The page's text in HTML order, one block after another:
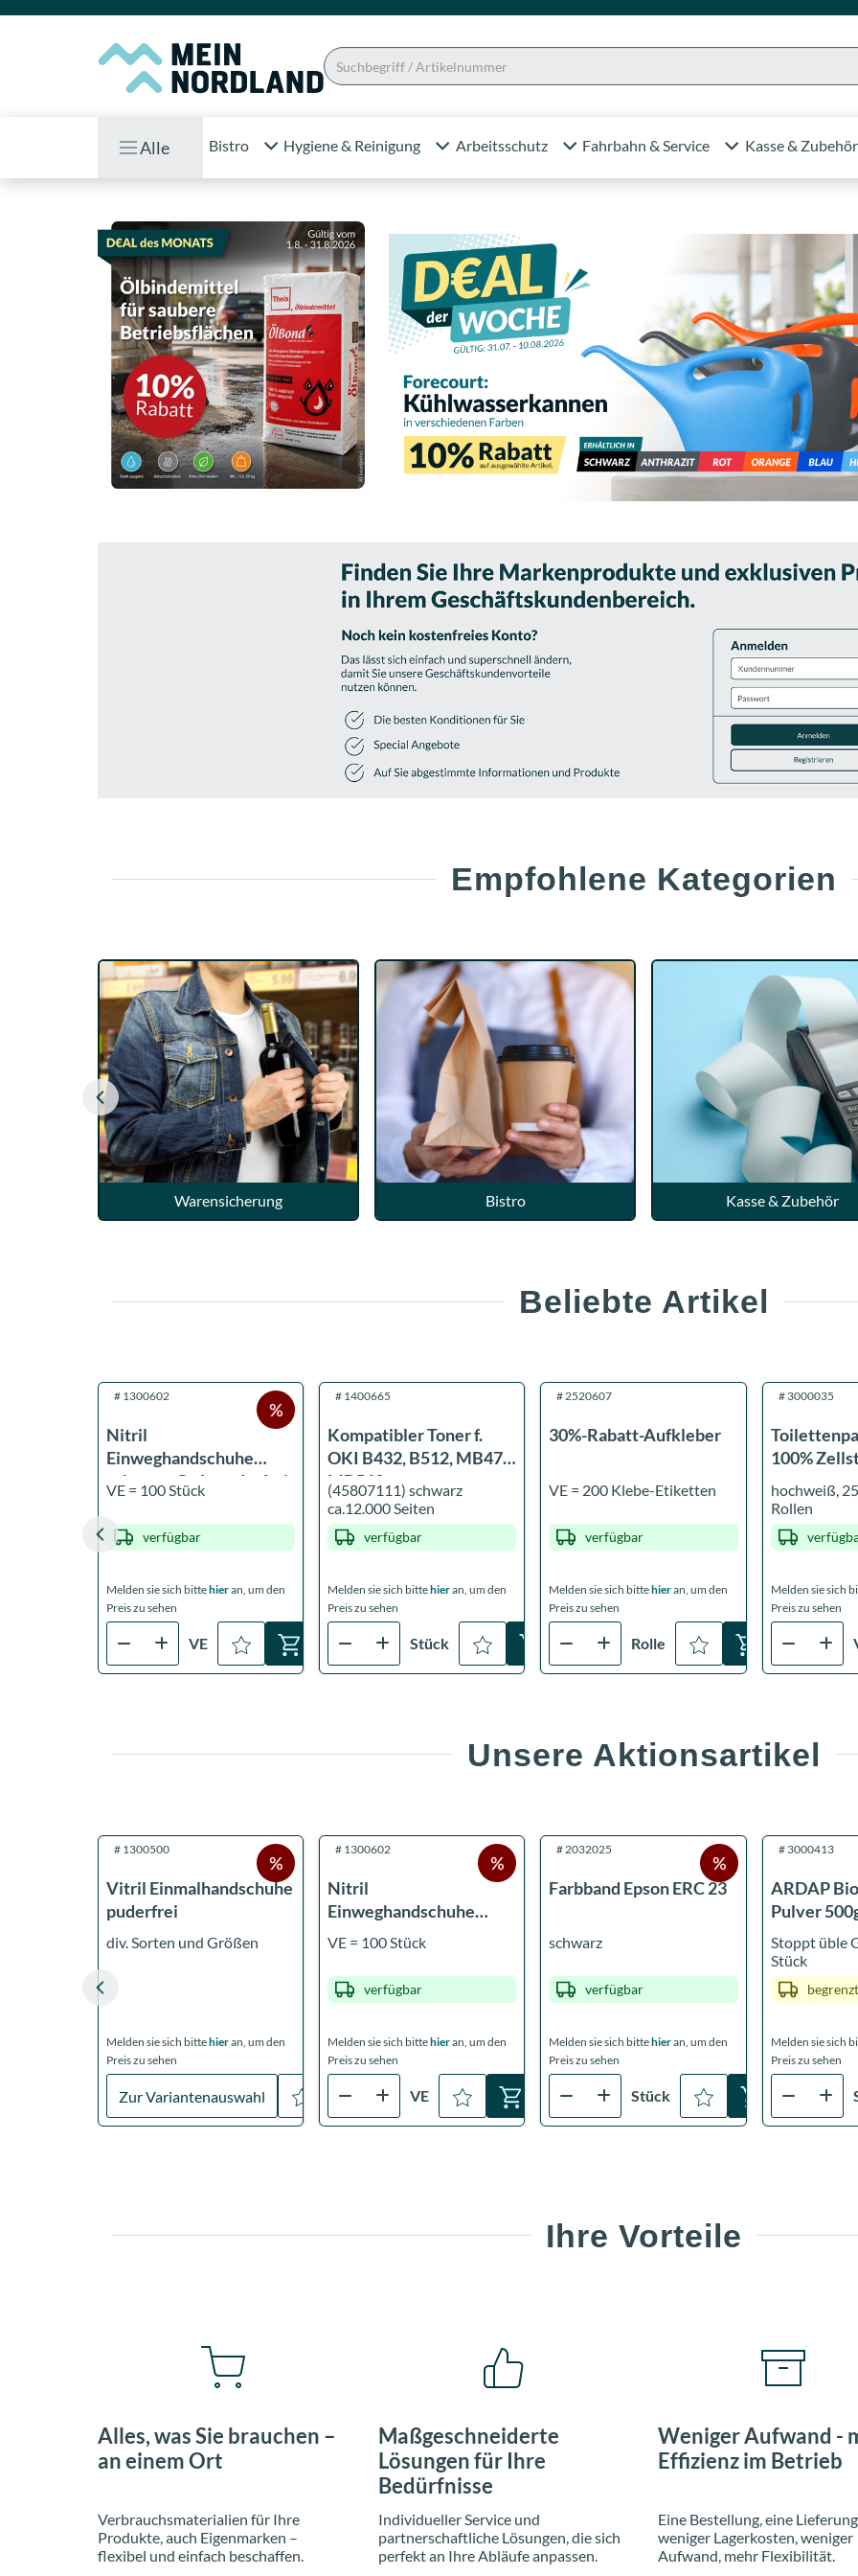
Alle Bistro Hygiene & Reinigung Arbeitsschutz Fahrbahn & Service Kasse & Zubehör
Empfohlene Kategorien
Warensicherung Bistro Kasse & Zubehör
Beliebte Artikel
# 1300602
Nitril
Einweghandschuhe
schwarz, Gr. L, puderfrei,
VE = 100 Stück
verfügbar
Melden sie sich bittehieran, um den
Preis zu sehen
VE
# 1400665
Kompatibler Toner f.
OKI B432, B512, MB472,
MB562
(45807111) schwarz
ca.12.000 Seiten
verfügbar
Melden sie sich bittehieran, um den
Preis zu sehen
Stück
#2520607
30%-Rabatt-Aufkleber
VE = 200 Klebe-Etiketten
verfügbar
Melden sie sich bittehieran, um den
Preis zu sehen
Rolle
# 3000035
100%
hochweiß, 250 Blatt, VE = 64
Rollen
Melden sie sich
Preis zu sehen
Unsere Aktionsartikel
# 1300500
Vitril Einmalhandschuhe
puderfrei
div. Sorten und Größen
Melden sie sich bittehieran, um den
Preis zu sehen
Zur Variantenauswahl
# 1300602
Nitril
Einweghandschuhe
schwarz, Gr. L, puderfrei,
VE = 100 Stück
verfügbar
Melden sie sich bittehieran, um den
Preis zu sehen
VE
# 2032025
Farbband Epson ERC 23
schwarz
verfügbar
Melden sie sich bittehieran, um den
Preis zu sehen
Stück
# 3000413
ARDAP
Pulver
Stoppt üble
Stück
Melden sie sich
Preis zu sehen
Ihre Vorteile
Alles, was Sie brauchen –
an einem Ort
Verbrauchsmaterialien für Ihre
Produkte, auch Eigenmarken –
flexibel und einfach beschaffen.
Maßgeschneiderte
Lösungen für Ihre
Bedürfnisse
Individueller Service und
partnerschaftliche Lösungen, die sich
perfekt an Ihre Abläufe anpassen.
Weniger Aufwand -
Effizienz im Betrieb
Eine Bestellung, eine
weniger Lagerkosten, weniger
Aufwand, mehr Flexibilität.